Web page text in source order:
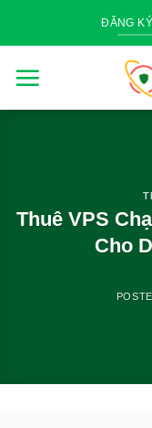
ĐĂNG
Thuê VPS
Cho